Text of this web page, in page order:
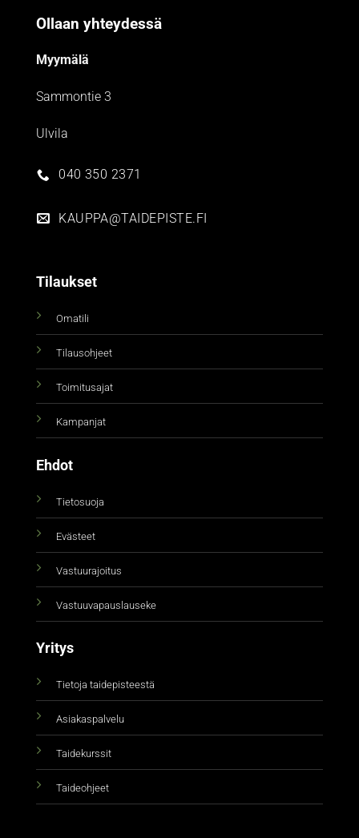
Ollaan yhteydessä
Myymälä
Sammontie 3
Ulvila
040 350 2371
KAUPPA@TAIDEPISTE.FI
Tilaukset
Omatili
Tilausohjeet
Toimitusajat
Kampanjat
Ehdot
Tietosuoja
Evästeet
Vastuurajoitus
Vastuuvapauslauseke
Yritys
Tietoja taidepisteestä
Asiakaspalvelu
Taidekurssit
Taideohjeet